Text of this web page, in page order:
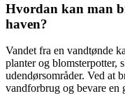
Hvordan kan man
haven?
Vandet fra en vandtønde
planter og blomsterpotter,
udendørsområder. Ved at
vandforbrug og bevare en